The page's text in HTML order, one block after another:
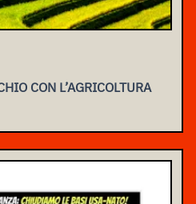
CON L’AGRICOLTURA